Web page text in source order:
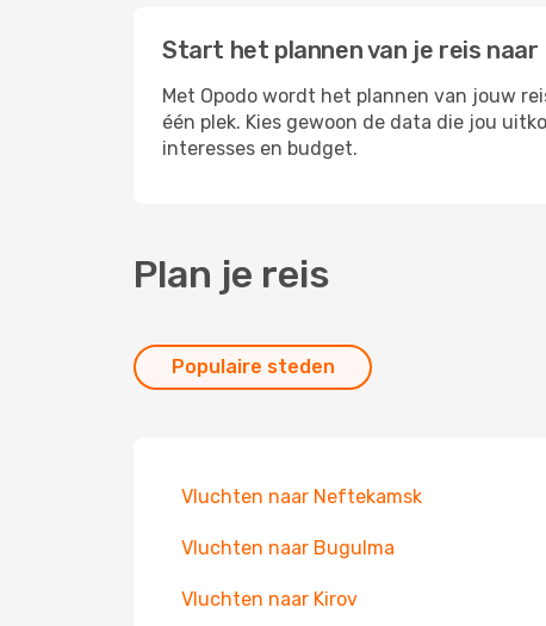
Start het plannen van je reis
Met Opodo wordt het plannen van jouw
één plek. Kies gewoon de data die jou
interesses en budget.
Plan je reis
Populaire steden
Vluchten naar Neftekamsk
Vluchten naar Bugulma
Vluchten naar Kirov